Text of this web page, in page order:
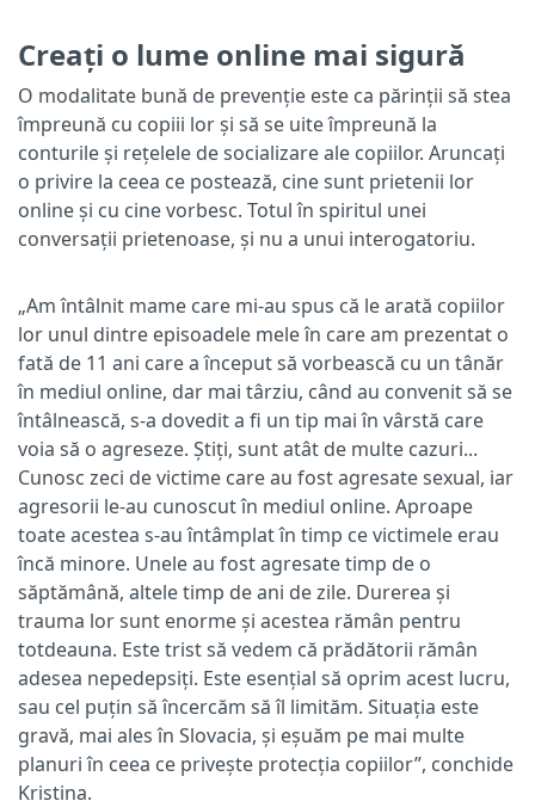
Creați o lume online mai sigură
O modalitate bună de prevenție este ca părinții să stea
împreună cu copiii lor și să se uite împreună la
conturile și rețelele de socializare ale copiilor. Aruncați
o privire la ceea ce postează, cine sunt prietenii lor
online și cu cine vorbesc. Totul în spiritul unei
conversații prietenoase, și nu a unui interogatoriu.
„Am întâlnit mame care mi-au spus că le arată copiilor
lor unul dintre episoadele mele în care am prezentat o
fată de 11 ani care a început să vorbească cu un tânăr
în mediul online, dar mai târziu, când au convenit să se
întâlnească, s-a dovedit a fi un tip mai în vârstă care
voia să o agreseze. Știți, sunt atât de multe cazuri...
Cunosc zeci de victime care au fost agresate sexual, iar
agresorii le-au cunoscut în mediul online. Aproape
toate acestea s-au întâmplat în timp ce victimele erau
încă minore. Unele au fost agresate timp de o
săptămână, altele timp de ani de zile. Durerea și
trauma lor sunt enorme și acestea rămân pentru
totdeauna. Este trist să vedem că prădătorii rămân
adesea nepedepsiți. Este esențial să oprim acest lucru,
sau cel puțin să încercăm să îl limităm. Situația este
gravă, mai ales în Slovacia, și eșuăm pe mai multe
planuri în ceea ce privește protecția copiilor”, conchide
Kristina.